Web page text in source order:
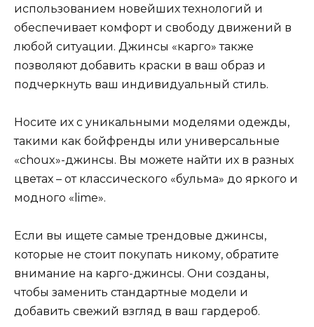
использованием новейших технологий и
обеспечивает комфорт и свободу движений в
любой ситуации. Джинсы «карго» также
позволяют добавить краски в ваш образ и
подчеркнуть ваш индивидуальный стиль.
Носите их с уникальными моделями одежды,
такими как бойфренды или универсальные
«choux»-джинсы. Вы можете найти их в разных
цветах – от классического «бульма» до яркого и
модного «lime».
Если вы ищете самые трендовые джинсы,
которые не стоит покупать никому, обратите
внимание на карго-джинсы. Они созданы,
чтобы заменить стандартные модели и
добавить свежий взгляд в ваш гардероб.